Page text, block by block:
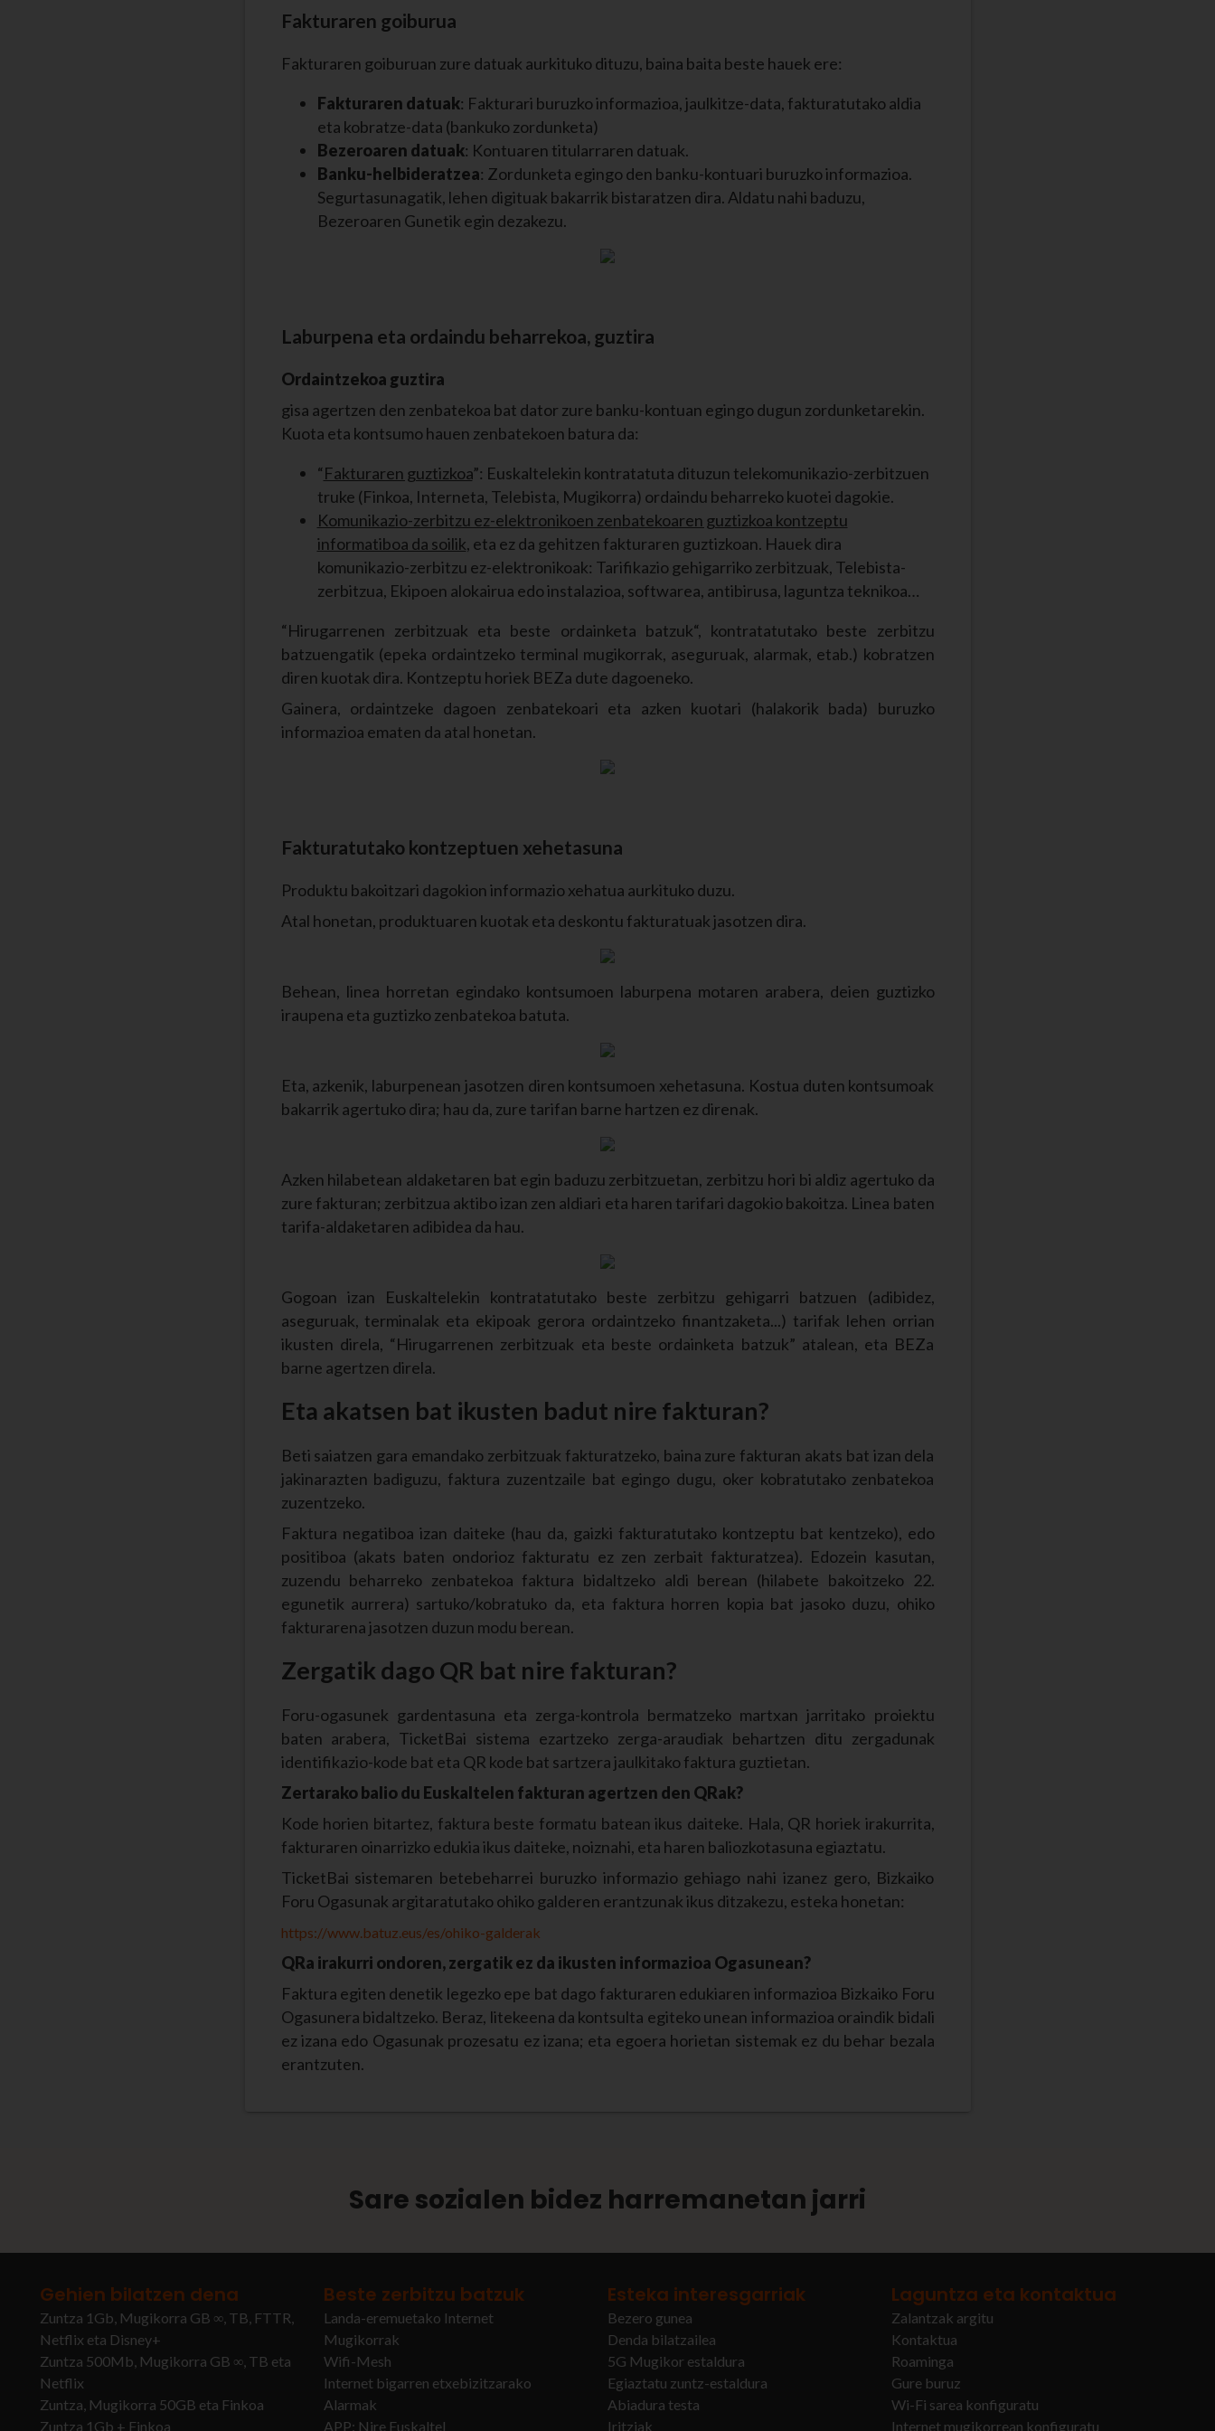
Fakturaren goiburua
Fakturaren goiburuan zure datuak aurkituko dituzu, baina baita beste hauek ere:
Fakturaren datuak: Fakturari buruzko informazioa, jaulkitze-data, fakturatutako aldia
eta kobratze-data (bankuko zordunketa)
Bezeroaren datuak: Kontuaren titularraren datuak.
Banku-helbideratzea: Zordunketa egingo den banku-kontuari buruzko informazioa.
Segurtasunagatik, lehen digituak bakarrik bistaratzen dira. Aldatu nahi baduzu,
Bezeroaren Gunetik egin dezakezu.
Laburpena eta ordaindu beharrekoa, guztira
Ordaintzekoa guztira
gisa agertzen den zenbatekoa bat dator zure banku-kontuan egingo dugun zordunketarekin.
Kuota eta kontsumo hauen zenbatekoen batura da:
“Fakturaren guztizkoa”: Euskaltelekin kontratatuta dituzun telekomunikazio-zerbitzuen
truke (Finkoa, Interneta, Telebista, Mugikorra) ordaindu beharreko kuotei dagokie.
Komunikazio-zerbitzu ez-elektronikoen zenbatekoaren guztizkoa kontzeptu
informatiboa da soilik, eta ez da gehitzen fakturaren guztizkoan. Hauek dira
komunikazio-zerbitzu ez-elektronikoak: Tarifikazio gehigarriko zerbitzuak, Telebista-
zerbitzua, Ekipoen alokairua edo instalazioa, softwarea, antibirusa, laguntza teknikoa…
“Hirugarrenen zerbitzuak eta beste ordainketa batzuk“, kontratatutako beste zerbitzu
batzuengatik (epeka ordaintzeko terminal mugikorrak, aseguruak, alarmak, etab.) kobratzen
diren kuotak dira. Kontzeptu horiek BEZa dute dagoeneko.
Gainera, ordaintzeke dagoen zenbatekoari eta azken kuotari (halakorik bada) buruzko
informazioa ematen da atal honetan.
Fakturatutako kontzeptuen xehetasuna
Produktu bakoitzari dagokion informazio xehatua aurkituko duzu.
Atal honetan, produktuaren kuotak eta deskontu fakturatuak jasotzen dira.
Behean, linea horretan egindako kontsumoen laburpena motaren arabera, deien guztizko
iraupena eta guztizko zenbatekoa batuta.
Eta, azkenik, laburpenean jasotzen diren kontsumoen xehetasuna. Kostua duten kontsumoak
bakarrik agertuko dira; hau da, zure tarifan barne hartzen ez direnak.
Azken hilabetean aldaketaren bat egin baduzu zerbitzuetan, zerbitzu hori bi aldiz agertuko da
zure fakturan; zerbitzua aktibo izan zen aldiari eta haren tarifari dagokio bakoitza. Linea baten
tarifa-aldaketaren adibidea da hau.
Gogoan izan Euskaltelekin kontratatutako beste zerbitzu gehigarri batzuen (adibidez,
aseguruak, terminalak eta ekipoak gerora ordaintzeko finantzaketa...) tarifak lehen orrian
ikusten direla, “Hirugarrenen zerbitzuak eta beste ordainketa batzuk” atalean, eta BEZa
barne agertzen direla.
Eta akatsen bat ikusten badut nire fakturan?
Beti saiatzen gara emandako zerbitzuak fakturatzeko, baina zure fakturan akats bat izan dela
jakinarazten badiguzu, faktura zuzentzaile bat egingo dugu, oker kobratutako zenbatekoa
zuzentzeko.
Faktura negatiboa izan daiteke (hau da, gaizki fakturatutako kontzeptu bat kentzeko), edo
positiboa (akats baten ondorioz fakturatu ez zen zerbait fakturatzea). Edozein kasutan,
zuzendu beharreko zenbatekoa faktura bidaltzeko aldi berean (hilabete bakoitzeko 22.
egunetik aurrera) sartuko/kobratuko da, eta faktura horren kopia bat jasoko duzu, ohiko
fakturarena jasotzen duzun modu berean.
Zergatik dago QR bat nire fakturan?
Foru-ogasunek gardentasuna eta zerga-kontrola bermatzeko martxan jarritako proiektu
baten arabera, TicketBai sistema ezartzeko zerga-araudiak behartzen ditu zergadunak
identifikazio-kode bat eta QR kode bat sartzera jaulkitako faktura guztietan.
Zertarako balio du Euskaltelen fakturan agertzen den QRak?
Kode horien bitartez, faktura beste formatu batean ikus daiteke. Hala, QR horiek irakurrita,
fakturaren oinarrizko edukia ikus daiteke, noiznahi, eta haren baliozkotasuna egiaztatu.
TicketBai sistemaren betebeharrei buruzko informazio gehiago nahi izanez gero, Bizkaiko
Foru Ogasunak argitaratutako ohiko galderen erantzunak ikus ditzakezu, esteka honetan:
https://www.batuz.eus/es/ohiko-galderak
QRa irakurri ondoren, zergatik ez da ikusten informazioa Ogasunean?
Faktura egiten denetik legezko epe bat dago fakturaren edukiaren informazioa Bizkaiko Foru
Ogasunera bidaltzeko. Beraz, litekeena da kontsulta egiteko unean informazioa oraindik bidali
ez izana edo Ogasunak prozesatu ez izana; eta egoera horietan sistemak ez du behar bezala
erantzuten.
Sare sozialen bidez harremanetan jarri
Gehien bilatzen dena
Zuntza 1Gb, Mugikorra GB ∞, TB, FTTR,
Netflix eta Disney+
Zuntza 500Mb, Mugikorra GB ∞, TB eta
Netflix
Zuntza, Mugikorra 50GB eta Finkoa
Zuntza 1Gb + Finkoa
Beste zerbitzu batzuk
Landa-eremuetako Internet
Mugikorrak
Wifi-Mesh
Internet bigarren etxebizitzarako
Alarmak
APP: Nire Euskaltel
Esteka interesgarriak
Bezero gunea
Denda bilatzailea
5G Mugikor estaldura
Egiaztatu zuntz-estaldura
Abiadura testa
Iritziak
Laguntza eta kontaktua
Zalantzak argitu
Kontaktua
Roaminga
Gure buruz
Wi-Fi sarea konfiguratu
Internet mugikorrean konfiguratu